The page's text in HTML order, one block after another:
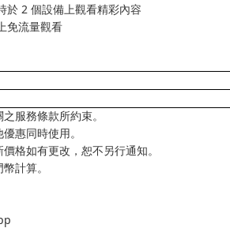
於 2 個設備上觀看精彩內容
免流量觀看
服務條款所約束。
惠同時使用。
格如有更改，恕不另行通知。
計算。